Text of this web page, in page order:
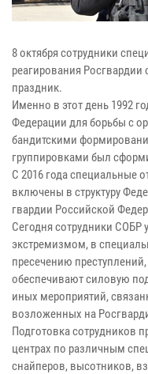
8 октября сотрудники
реагирования
праздник.
Именно в этот день 1992
Федерации для борьбы с
бандитскими
группировками был
С 2016 года специальные
включены в структуру
гвардии Российской
Сегодня сотрудники СОБР
экстремизмом, в
пресечению
обеспечивают силовую
иных мероприятий,
возложенных на
Подготовка сотрудников
центрах по различным
снайперов, высотников,